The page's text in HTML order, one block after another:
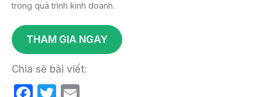
trong quá trình kinh doanh.
THAM GIA NGAY
Chia sẻ bài viết: